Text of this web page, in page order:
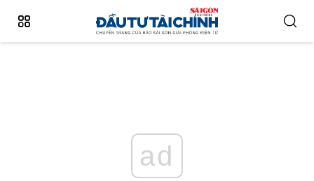
ad